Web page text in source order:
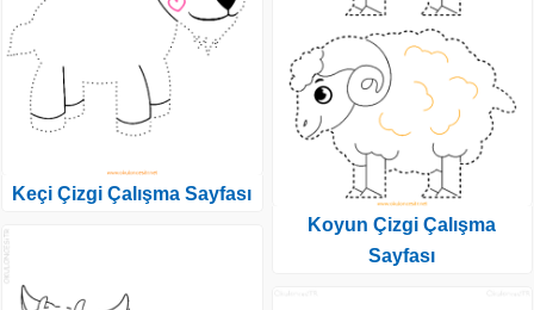
Keçi Çizgi Çalışma Sayfası
Koyun Çizgi Çalışma
Sayfası